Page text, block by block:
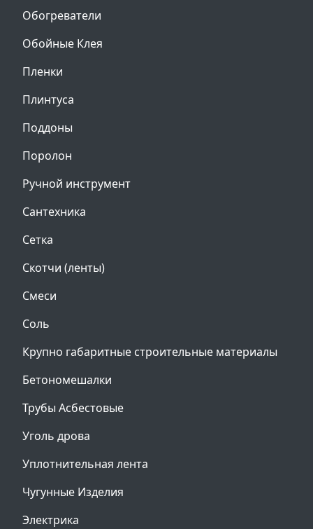
Обогреватели
Обойные Клея
Пленки
Плинтуса
Поддоны
Поролон
Ручной инструмент
Сантехника
Сетка
Скотчи (ленты)
Смеси
Соль
Крупно габаритные строительные материалы
Бетономешалки
Трубы Асбестовые
Уголь дрова
Уплотнительная лента
Чугунные Изделия
Электрика